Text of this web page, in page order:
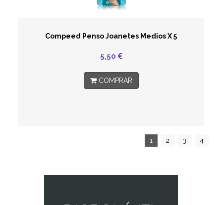
Compeed Penso Joanetes Medios X 5
5,50
COMPRAR
1 2 3 4